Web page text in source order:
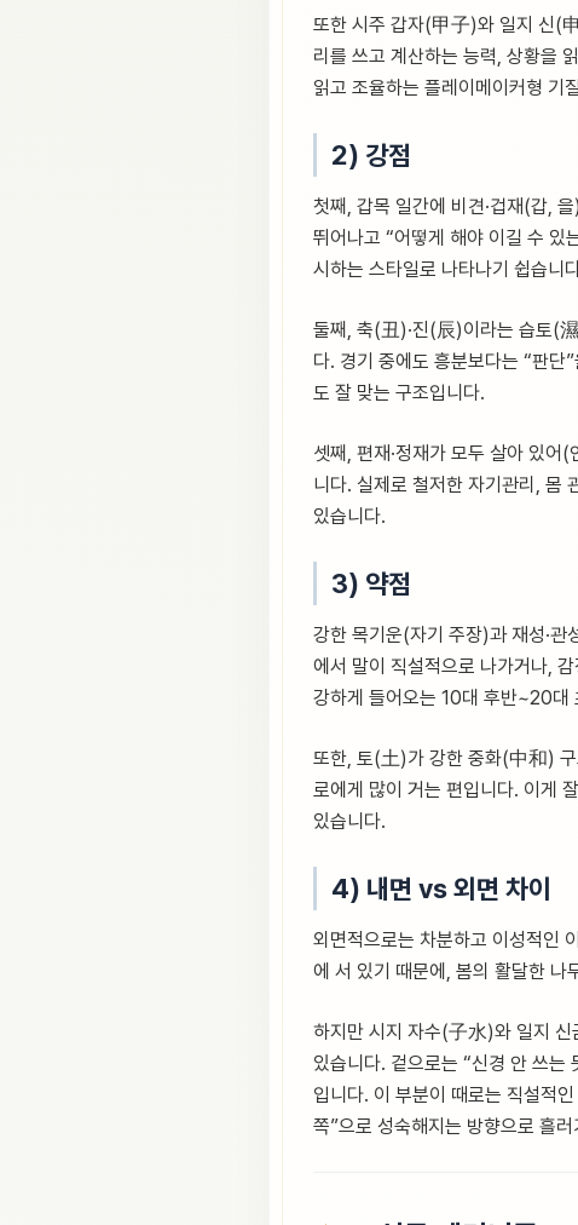
또한 시주 갑자(甲子)와 일지 신(
리를 쓰고 계산하는 능력, 상황을
읽고 조율하는 플레이메이커형 기
2) 강점
첫째, 갑목 일간에 비견·겁재(갑,
뛰어나고 “어떻게 해야 이길 수 있
시하는 스타일로 나타나기 쉽습니
둘째, 축(丑)·진(辰)이라는 습토(
다. 경기 중에도 흥분보다는 “판단
도 잘 맞는 구조입니다.
셋째, 편재·정재가 모두 살아 있어
니다. 실제로 철저한 자기관리, 몸
있습니다.
3) 약점
강한 목기운(자기 주장)과 재성·관
에서 말이 직설적으로 나가거나,
강하게 들어오는 10대 후반~20대
또한, 토(土)가 강한 중화(中和) 구
로에게 많이 거는 편입니다. 이게
있습니다.
4) 내면 vs 외면 차이
외면적으로는 차분하고 이성적인
에 서 있기 때문에, 봄의 활달한 나
하지만 시지 자수(子水)와 일지 신
있습니다. 겉으로는 “신경 안 쓰는
입니다. 이 부분이 때로는 직설적
쪽”으로 성숙해지는 방향으로 흘